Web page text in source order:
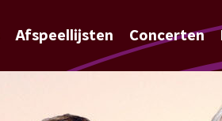
Afspeellijsten Concerten